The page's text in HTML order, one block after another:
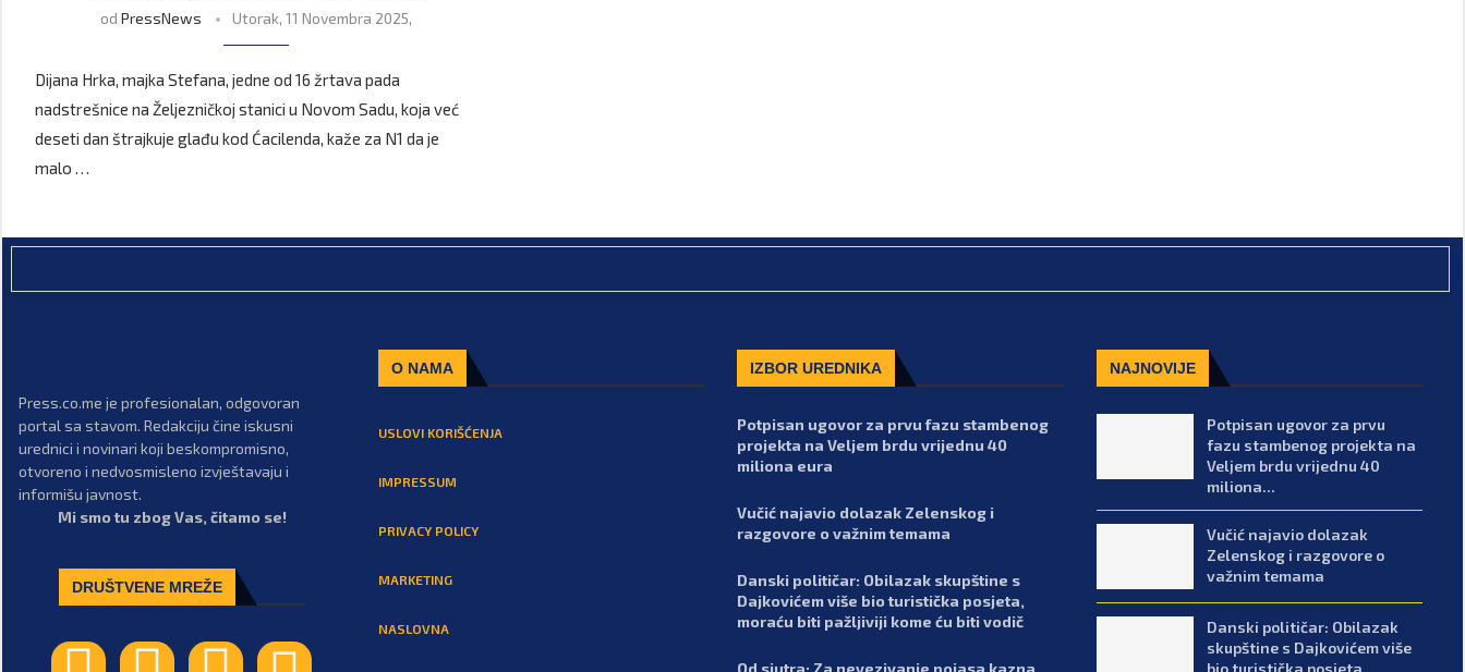
odPressNews Utorak, 11 Novembra 2025,
Dijana Hrka, majka Stefana, jedne od 16 žrtava pada
nadstrešnice na Željezničkoj stanici u Novom Sadu, koja već
deseti dan štrajkuje glađu kod Ćacilenda, kaže za N1 da je
malo …
Press.co.me je profesionalan, odgovoran
portal sa stavom. Redakciju čine iskusni
urednici i novinari koji beskompromisno,
otvoreno i nedvosmisleno izvještavaju i
informišu javnost.
Mi smo tu zbog Vas, čitamo se!
DRUŠTVENE MREŽE
O NAMA
USLOVI KORIŠĆENJA
IMPRESSUM
PRIVACY POLICY
MARKETING
NASLOVNA
IZBOR UREDNIKA
Potpisan ugovor za prvu fazu stambenog
projekta na Veljem brdu vrijednu 40
miliona eura
Vučić najavio dolazak Zelenskog i
razgovore o važnim temama
Danski političar: Obilazak skupštine s
Dajkovićem više bio turistička posjeta,
moraću biti pažljiviji kome ću biti vodič
Od sjutra: Za nevezivanje pojasa kazna
NAJNOVIJE
Potpisan ugovor za prvu
fazu stambenog projekta na
Veljem brdu vrijednu 40
miliona...
Vučić najavio dolazak
Zelenskog i razgovore o
važnim temama
Danski političar: Obilazak
skupštine s Dajkovićem više
bio turistička posjeta,